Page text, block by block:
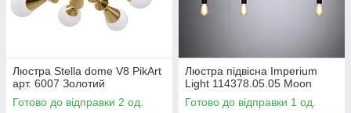
Люстра Stella dome V8 PikArt
арт. 6007 Золотий
Готово до відправки 2 од.
Люстра підвісна Imperium
Light 114378.05.05 Moon
Готово до відправки 1 од.